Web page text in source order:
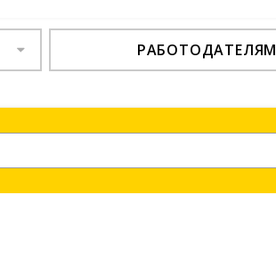
РАБОТОДАТЕЛЯМ